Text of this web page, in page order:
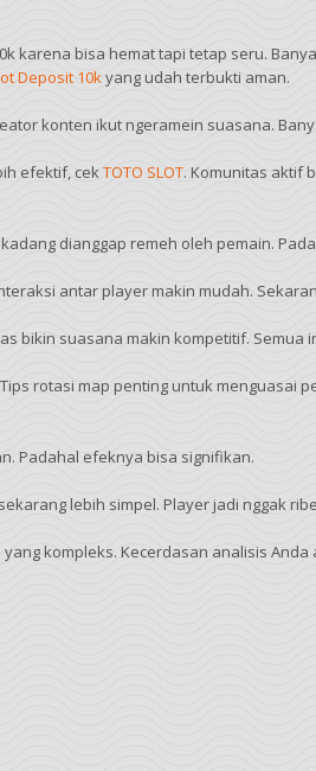
karena bisa hemat tapi tetap seru.
Deposit 10kyang udah terbukti aman.
konten ikut ngeramein suasana.
efektif, cekTOTO SLOT. Komunitas aktif
dianggap remeh oleh pemain.
antar player makin mudah.
bikin suasana makin kompetitif. Semua
rotasi map penting untuk menguasai
Padahal efeknya bisa signifikan.
lebih simpel. Player jadi nggak
kompleks. Kecerdasan analisis